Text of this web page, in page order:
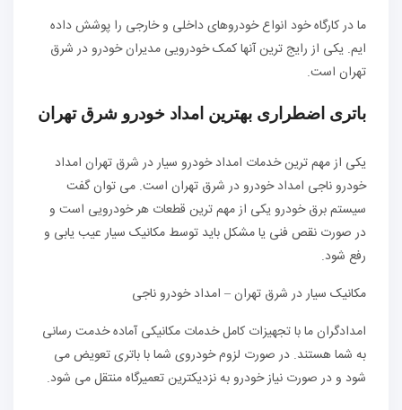
ما در کارگاه خود انواع خودروهای داخلی و خارجی را پوشش داده
ایم. یکی از رایج ترین آنها کمک خودرویی مدیران خودرو در شرق
تهران است.
باتری اضطراری بهترین امداد خودرو شرق تهران
یکی از مهم ترین خدمات امداد خودرو سیار در شرق تهران امداد
خودرو ناجی امداد خودرو در شرق تهران است. می توان گفت
سیستم برق خودرو یکی از مهم ترین قطعات هر خودرویی است و
در صورت نقص فنی یا مشکل باید توسط مکانیک سیار عیب یابی و
رفع شود.
مکانیک سیار در شرق تهران – امداد خودرو ناجی
امدادگران ما با تجهیزات کامل خدمات مکانیکی آماده خدمت رسانی
به شما هستند. در صورت لزوم خودروی شما با باتری تعویض می
شود و در صورت نیاز خودرو به نزدیکترین تعمیرگاه منتقل می شود.